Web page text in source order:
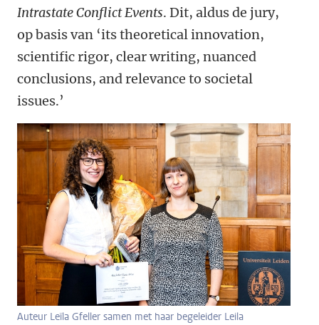
Intrastate Conflict Events. Dit, aldus de jury,
op basis van ‘its theoretical innovation,
scientific rigor, clear writing, nuanced
conclusions, and relevance to societal
issues.’
Auteur Leïla Gfeller samen met haar begeleider Leila